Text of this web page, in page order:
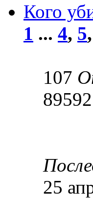
Кого
1 ... 4, 5,
107
89592
25